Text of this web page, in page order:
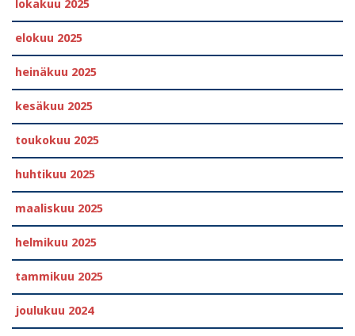
lokakuu 2025
elokuu 2025
heinäkuu 2025
kesäkuu 2025
toukokuu 2025
huhtikuu 2025
maaliskuu 2025
helmikuu 2025
tammikuu 2025
joulukuu 2024